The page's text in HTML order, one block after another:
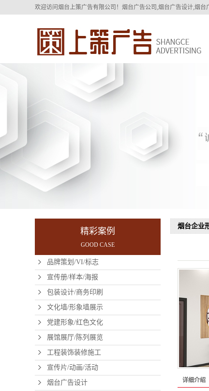
欢迎访问烟台上策广告有限公司！烟台广告公司,烟台广告设计,烟
精彩案例
GOOD CASE
品牌策划/VI/标志
宣传册/样本/海报
包装设计/商务印刷
文化墙/形象墙展示
党建形象/红色文化
展馆展厅/陈列展览
工程装饰装修施工
宣传片/动画/活动
烟台广告设计
烟台企业
详细介绍